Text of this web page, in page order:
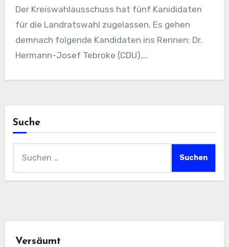
Der Kreiswahlausschuss hat fünf Kanididaten
für die Landratswahl zugelassen. Es gehen
demnach folgende Kandidaten ins Rennen: Dr.
Hermann-Josef Tebroke (CDU),…
Suche
nach:
Versäumt